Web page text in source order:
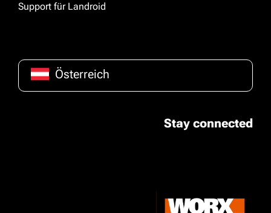
Support für Landroid
Österreich
Stay connected